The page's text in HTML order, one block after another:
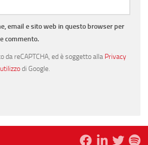
email e sito web in questo browser per
commento.
da reCAPTCHA, ed è soggetto alla Privacy
di Google.